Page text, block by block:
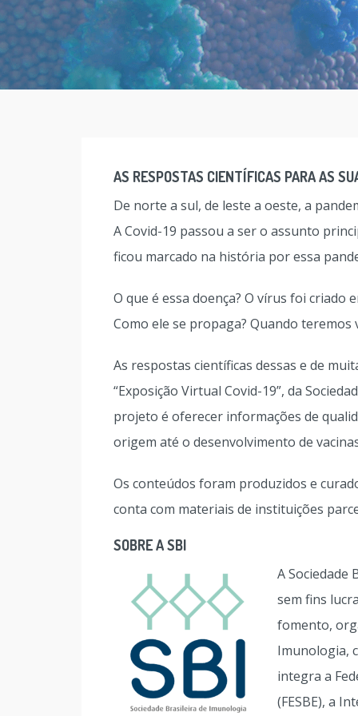
AS RESPOSTAS CIENTÍFICAS PARA AS
De norte a sul, de leste a oeste, a
A Covid-19 passou a ser o assunto
ficou marcado na história por essa
O que é essa doença? O vírus foi criado
Como ele se propaga? Quando teremos
As respostas científicas dessas e de
“Exposição Virtual Covid-19”, da
projeto é oferecer informações de
origem até o desenvolvimento de
Os conteúdos foram produzidos e
conta com materiais de instituições
SOBRE A SBI
A Sociedade
sem fins
fomento,
Imunologia,
integra a
(FESBE), a